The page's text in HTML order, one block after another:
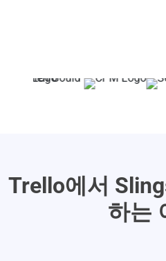
Trello에서
하는